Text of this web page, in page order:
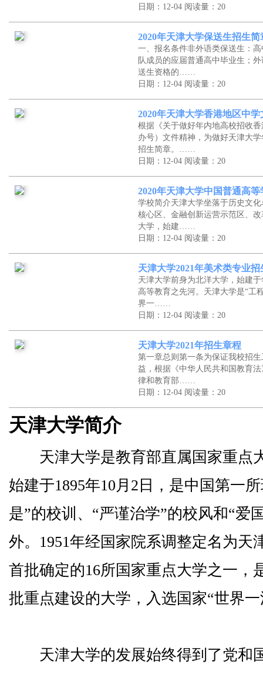
日期：12-04 阅读量：20
2020年天津大学保送生招生简
一、报名条件非外语类保送生：
队成员的应届普通高中毕业生；
送生资格的……
日期：12-04 阅读量：20
2020年天津大学香港地区中
根据《关于做好年内地高校招收
办号）文件精神，为做好天津大
招生简章。……
日期：12-04 阅读量：20
2020年天津大学中国普通高
学校简介天津大学坐落于历史文
核心区、金融创新运营示范区、
大学，始建……
日期：12-04 阅读量：20
天津大学2021年美术类专业招
天津大学前身为北洋大学，始建
高等教育之先河。天津大学是“工
界一……
日期：12-04 阅读量：20
天津大学2021年招生章程
第一章总则第一条为保证我校招
益，根据《中华人民共和国教育
律和教育部……
日期：12-04 阅读量：20
天津大学简介
天津大学是教育部直属国家重点
始建于1895年10月2日，是中国第一
是”的校训、“严谨治学”的校风和“爱
外。1951年经国家院系调整定名为天
首批确定的16所国家重点大学之一，
批重点建设的大学，入选国家“世界
天津大学的发展始终得到了党和